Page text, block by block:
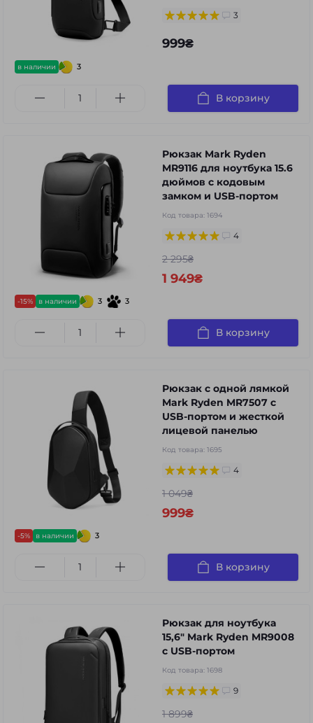
в наличии 3
3
999₴
В корзину
-15% в наличии 3 3
Рюкзак Mark Ryden
MR9116 для ноутбука 15.6
дюймов с кодовым
замком и USB-портом
Код товара: 1694
4
2 295₴
1 949₴
В корзину
-5% в наличии 3
Рюкзак с одной лямкой
Mark Ryden MR7507 с
USB-портом и жесткой
лицевой панелью
Код товара: 1695
4
1 049₴
999₴
В корзину
Рюкзак для ноутбука
15,6" Mark Ryden MR9008
с USB-портом
Код товара: 1698
9
1 899₴